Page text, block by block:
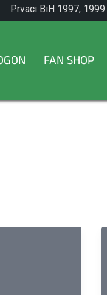
Prvaci BiH 1997, 1999.
FAN SHOP